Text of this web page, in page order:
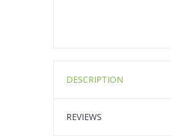
DESCRIPTION
REVIEWS